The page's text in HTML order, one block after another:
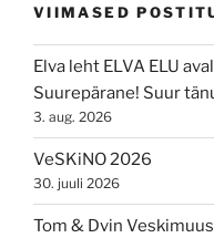
VIIMASED
Elva leht ELVA ELU
Suurepärane! Suur
3. aug. 2026
VeSKiNO 2026
30. juuli 2026
Tom & Dvin